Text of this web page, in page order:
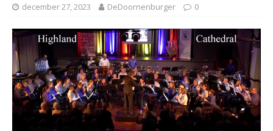
december 27, 2023 DeDoornenburger 0